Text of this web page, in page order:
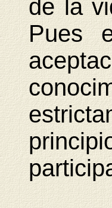
de la
Pues